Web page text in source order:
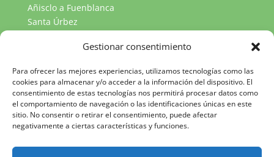
Gestionar consentimiento
Para ofrecer las mejores experiencias, utilizamos tecnologías como las
cookies para almacenar y/o acceder a la información del dispositivo. El
consentimiento de estas tecnologías nos permitirá procesar datos como
el comportamiento de navegación o las identificaciones únicas en este
sitio. No consentir o retirar el consentimiento, puede afectar
negativamente a ciertas características y funciones.
Añisclo a Fuenblanca
Santa Úrbez
Llanos de la Larri
Lago Marboré